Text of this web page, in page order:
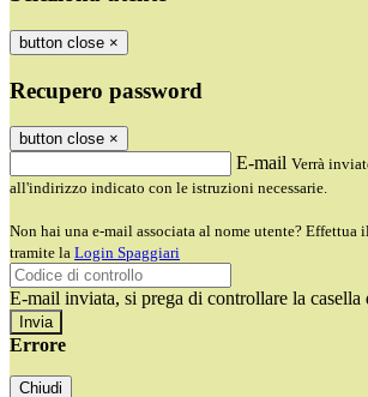
button close ×
Recupero password
button close ×
E-mail Verrà
all'indirizzo indicato con le istruzioni necessarie.
Non hai una e-mail associata al nome utente? Effettua
tramite la Login Spaggiari
E-mail inviata, si prega di controllare la casella
Errore
Chiudi